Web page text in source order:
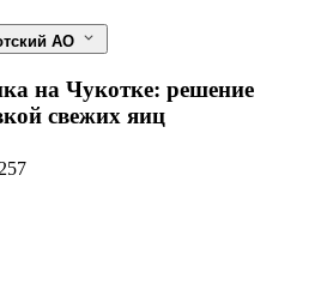
АО
на Чукотке: решение
свежих яиц